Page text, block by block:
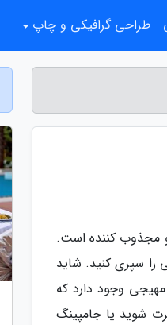
و مجذوب کننده است.
را سپری کنید. شاید
وجود دارد که
شوید یا جامپینگ
طراحی گرافیکی و چاپ